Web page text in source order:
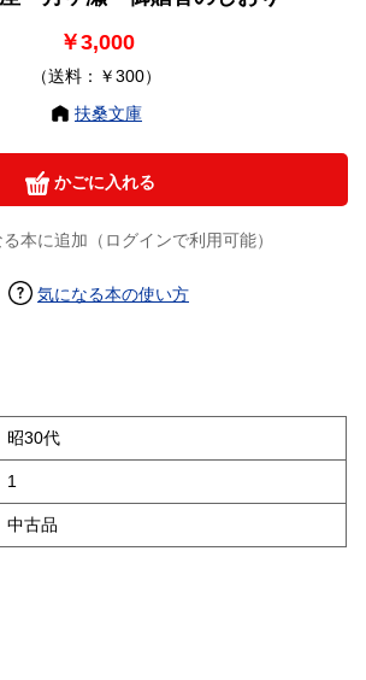
￥3,000
（送料：￥300）
扶桑文庫
かごに入れる
本に追加（ログインで利用可能）
気になる本の使い方
昭30代
1
中古品